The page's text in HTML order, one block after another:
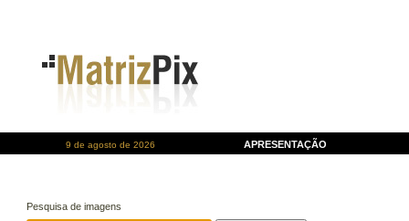
9 de agosto de 2026 APRESENTAÇÃO
Pesquisa de imagens